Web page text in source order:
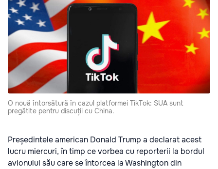
O nouă întorsătură în cazul platformei TikTok: SUA sunt
pregătite pentru discuții cu China.
Președintele american Donald Trump a declarat acest
lucru miercuri, în timp ce vorbea cu reporterii la bordul
avionului său care se întorcea la Washington din